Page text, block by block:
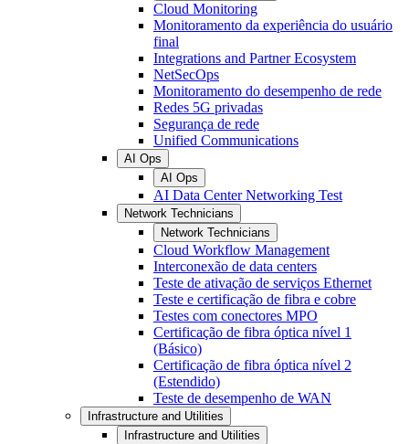
Cloud Monitoring
Monitoramento da experiência do usuário
final
Integrations and Partner Ecosystem
NetSecOps
Monitoramento do desempenho de rede
Redes 5G privadas
Segurança de rede
Unified Communications
AI Ops
AI Ops
AI Data Center Networking Test
Network Technicians
Network Technicians
Cloud Workflow Management
Interconexão de data centers
Teste de ativação de serviços Ethernet
Teste e certificação de fibra e cobre
Testes com conectores MPO
Certificação de fibra óptica nível 1
(Básico)
Certificação de fibra óptica nível 2
(Estendido)
Teste de desempenho de WAN
Infrastructure and Utilities
Infrastructure and Utilities